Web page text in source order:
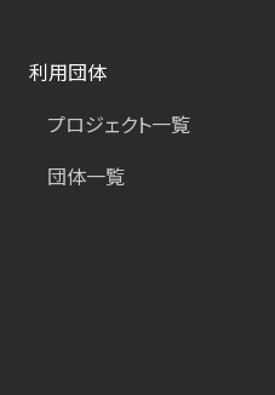
利用団体
プロジェクト一覧
団体一覧